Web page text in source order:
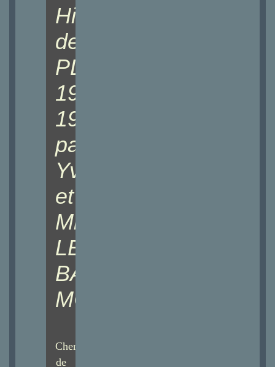
Histoire
de
PLOUJEAN
1939-
1945
par
Yvonne
et
Michel
LE
BARS
MORLAIX
Chemin
de